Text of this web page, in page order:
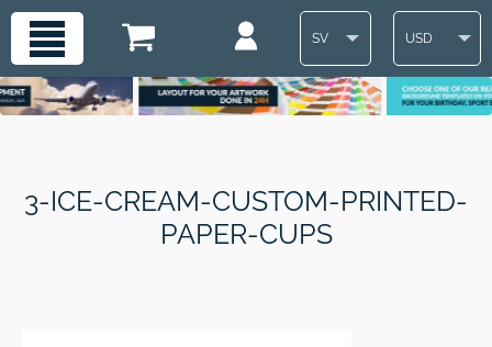
SV USD
3-ICE-CREAM-CUSTOM-PRINTED-
PAPER-CUPS